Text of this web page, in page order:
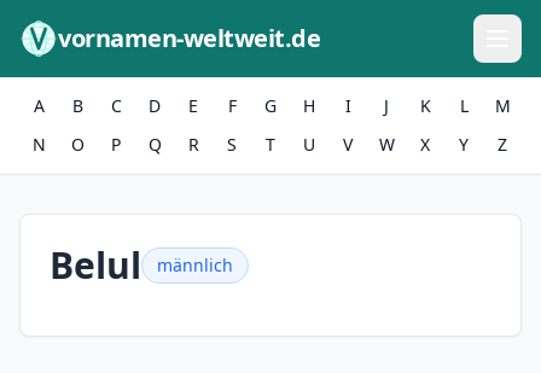
vornamen-weltweit.de
A B C D E F G H I J K L
M
N
O P Q R S T U V W X Y Z
Belul männlich